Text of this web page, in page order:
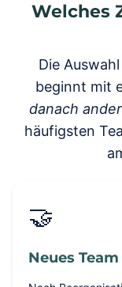
Welches
Die
beginnt mit
danach
häufigsten
🤝
Neues